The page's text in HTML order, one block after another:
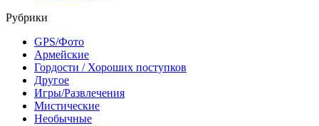
Рубрики
GPS/Фото
Армейские
Гордости / Хороших поступков
Другое
Игры/Развлечения
Мистические
Необычные